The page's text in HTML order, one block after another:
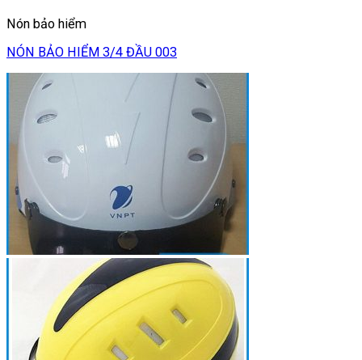
Nón bảo hiểm
NÓN BẢO HIỂM 3/4 ĐẦU 003